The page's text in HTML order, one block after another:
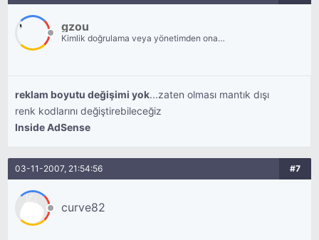
gzou
Kimlik doğrulama veya yönetimden onay
reklam boyutu değişimi yok...zaten olması mantık dışı
renk kodlarını değiştirebileceğiz
Inside AdSense
03-11-2007, 21:54:56 #7
curve82